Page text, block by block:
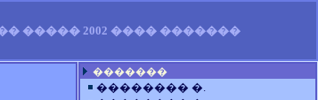
����� 2002 ���� �������
�������
�������� �.